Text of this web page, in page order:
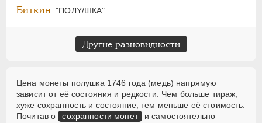
Биткин: "ПОЛY/ШКА".
Другие разновидности
Цена монеты полушка 1746 года (медь) напрямую
зависит от её состояния и редкости. Чем больше тираж,
хуже сохранность и состояние, тем меньше её стоимость.
Почитав о сохранности монет и самостоятельно